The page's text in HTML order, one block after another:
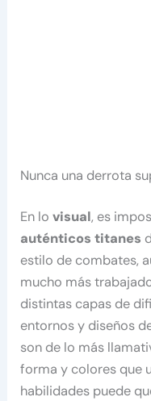
Nunca una derrota
En lovisual, es
auténticos titanes
estilo de combates,
mucho más
distintas capas de
entornos y diseños
son de lo más
forma y colores que
habilidades puede